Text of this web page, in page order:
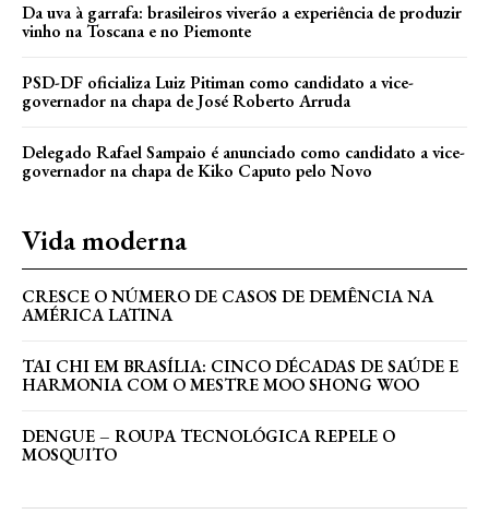
Da uva à garrafa: brasileiros viverão a experiência de produzir
vinho na Toscana e no Piemonte
PSD-DF oficializa Luiz Pitiman como candidato a vice-
governador na chapa de José Roberto Arruda
Delegado Rafael Sampaio é anunciado como candidato a vice-
governador na chapa de Kiko Caputo pelo Novo
Vida moderna
CRESCE O NÚMERO DE CASOS DE DEMÊNCIA NA
AMÉRICA LATINA
TAI CHI EM BRASÍLIA: CINCO DÉCADAS DE SAÚDE E
HARMONIA COM O MESTRE MOO SHONG WOO
DENGUE – ROUPA TECNOLÓGICA REPELE O
MOSQUITO